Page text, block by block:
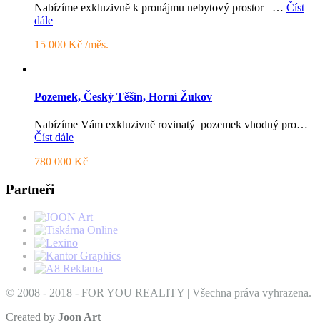
Nabízíme exkluzivně k pronájmu nebytový prostor –… Číst
dále
15 000 Kč /měs.
Pozemek, Český Těšín, Horní Žukov
Nabízíme Vám exkluzivně rovinatý pozemek vhodný pro…
Číst dále
780 000 Kč
Partneři
© 2008 - 2018 - FOR YOU REALITY | Všechna práva vyhrazena.
Created by Joon Art